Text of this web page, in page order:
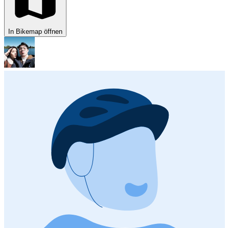
In Bikemap öffnen